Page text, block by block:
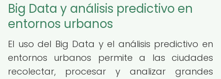
Big Data y análisis predictivo en
entornos urbanos
El uso del Big Data y el análisis predictivo en
entornos urbanos permite a las ciudades
recolectar, procesar y analizar grandes